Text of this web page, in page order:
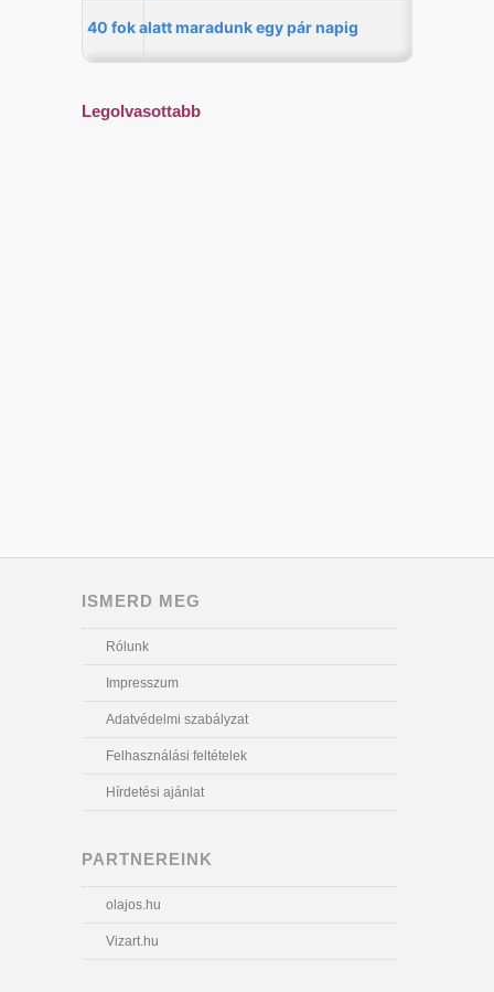
Legolvasottabb
ISMERD MEG
Rólunk
Impresszum
Adatvédelmi szabályzat
Felhasználási feltételek
Hírdetési ajánlat
PARTNEREINK
olajos.hu
Vizart.hu